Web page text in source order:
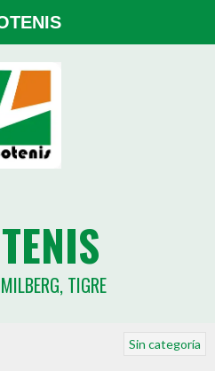
TIGRE
Sin categoría